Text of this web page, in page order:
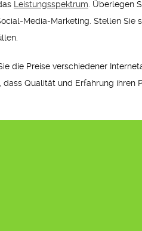
Leistungsspektrum . Überlegen
Media-Marketing. Stellen
die Preise verschiedener
Qualität und Erfahrung ihren